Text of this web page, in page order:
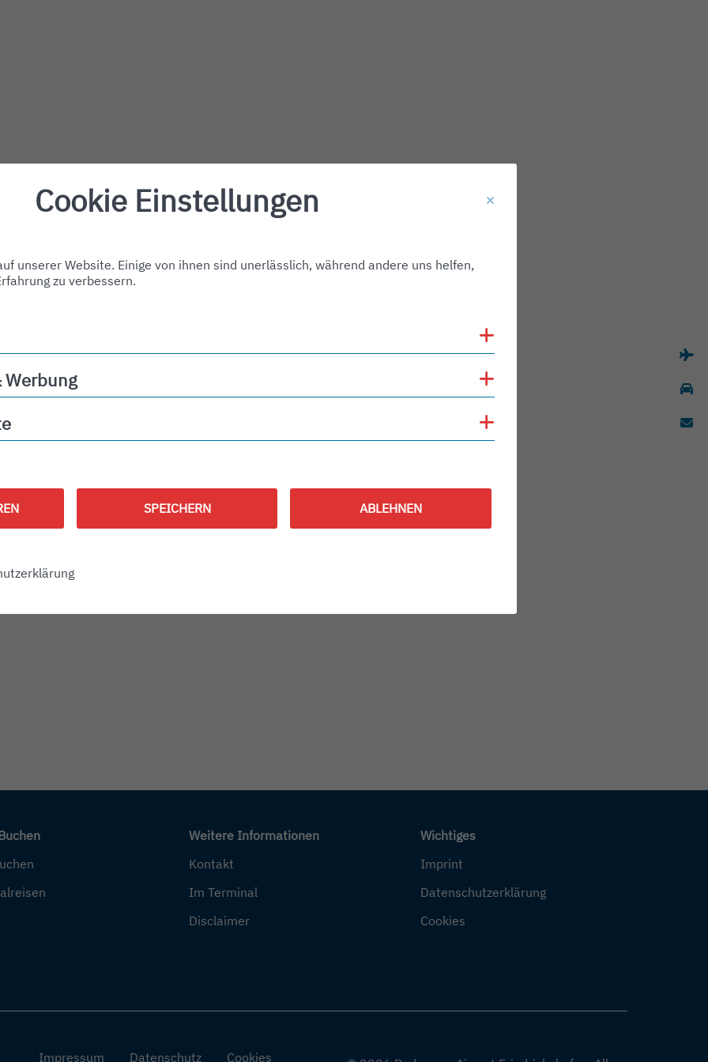
Weitere Informationen
Kontakt
Im Terminal
Disclaimer
Wichtiges
Imprint
Datenschutzerklärung
Cookies
Impressum Datenschutz Cookies
Cookie Einstellungen
unserer Website. Einige von ihnen sind unerlässlich, während andere uns helfen,
zu verbessern.
Werbung
Cookies anzeigen
SPEICHERN ABLEHNEN